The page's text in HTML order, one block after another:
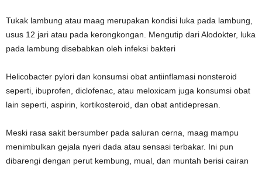
Tukak lambung atau maag merupakan kondisi luka pada lambung,
usus 12 jari atau pada kerongkongan. Mengutip dari Alodokter, luka
pada lambung disebabkan oleh infeksi bakteri
Helicobacter pylori dan konsumsi obat antiinflamasi nonsteroid
seperti, ibuprofen, diclofenac, atau meloxicam juga konsumsi obat
lain seperti, aspirin, kortikosteroid, dan obat antidepresan.
Meski rasa sakit bersumber pada saluran cerna, maag mampu
menimbulkan gejala nyeri dada atau sensasi terbakar. Ini pun
dibarengi dengan perut kembung, mual, dan muntah berisi cairan